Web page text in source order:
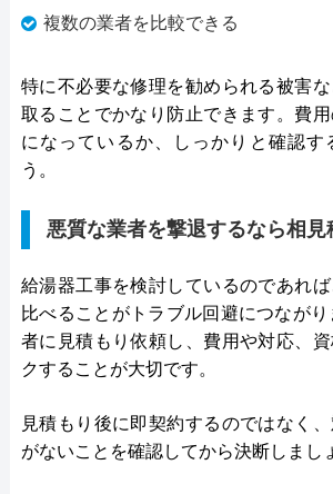
複数の業者を比較できる
特に不必要な修理を勧められる被害
取ることでかなり防止できます。費
になっているか、しっかりと確認す
う。
悪質な業者を撃退するなら相見
給湯器工事を検討しているのであれ
比べることがトラブル回避につなが
者に見積もり依頼し、費用や対応、
クすることが大切です。
見積もり後に即契約するのではなく
がないことを確認してから決断しまし